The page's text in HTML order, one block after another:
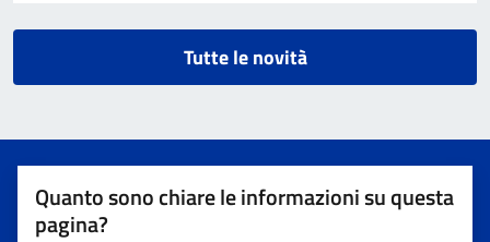
Tutte le novità
Quanto sono chiare le informazioni su questa
pagina?